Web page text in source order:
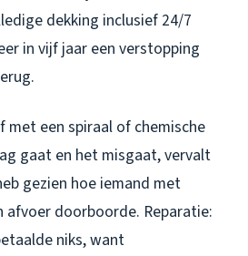
dekking inclusief 24/7
in vijf jaar een verstopping
met een spiraal of chemische
gaat en het misgaat, vervalt
gezien hoe iemand met
afvoer doorboorde. Reparatie:
niks, want